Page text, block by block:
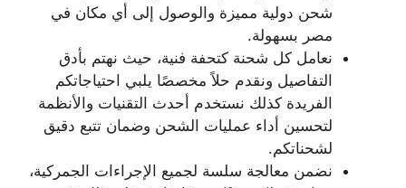
شحن دولية مميزة والوصول إلى أي مكان في
مصر بسهولة.
نعامل كل شحنة كتحفة فنية، حيث نهتم بأدق
التفاصيل ونقدم حلاً مخصصًا يلبي احتياجاتكم
الفريدة كذلك نستخدم أحدث التقنيات والأنظمة
لتحسين أداء عمليات الشحن وضمان تتبع دقيق
لشحناتكم.
نضمن معالجة سلسة لجميع الإجراءات الجمركية،